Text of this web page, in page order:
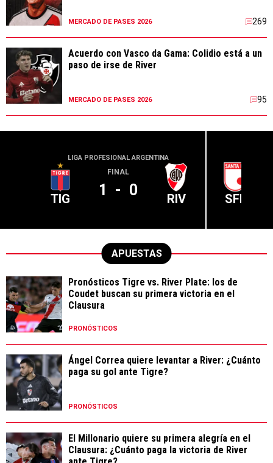
MERCADO DE PASES 2026 269
Acuerdo con Vasco da Gama: Colidio está a un
paso de irse de River
MERCADO DE PASES 2026 95
LIGA PROFESIONAL ARGENTINA
TIG
FINAL
1 - 0 RIV SFE
APUESTAS
Pronósticos Tigre vs. River Plate: los de
Coudet buscan su primera victoria en el
Clausura
PRONÓSTICOS
Ángel Correa quiere levantar a River: ¿Cuánto
paga su gol ante Tigre?
PRONÓSTICOS
El Millonario quiere su primera alegría en el
Clausura: ¿Cuánto paga la victoria de River